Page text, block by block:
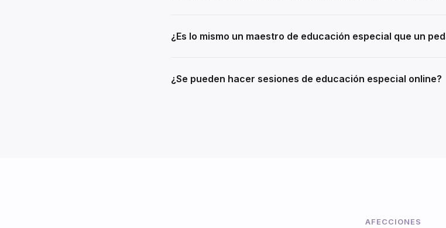
¿Es lo mismo un maestro de educación especial que un
¿Se pueden hacer sesiones de educación especial online?
AFECCIONES